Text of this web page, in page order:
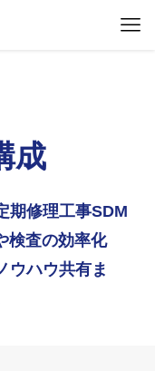
成
期修理工事SDM
検査の効率化
ウハウ共有ま